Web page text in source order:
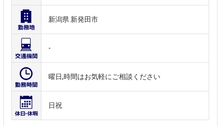
新潟県 新発田市
-
曜日,時間はお気軽にご相談ください
日祝